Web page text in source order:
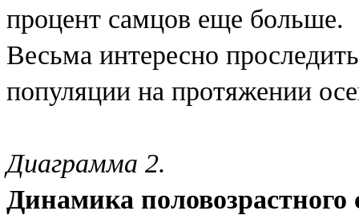
процент самцов еще больше.
Весьма интересно
популяции на протяжении
Диаграмма 2.
Динамика